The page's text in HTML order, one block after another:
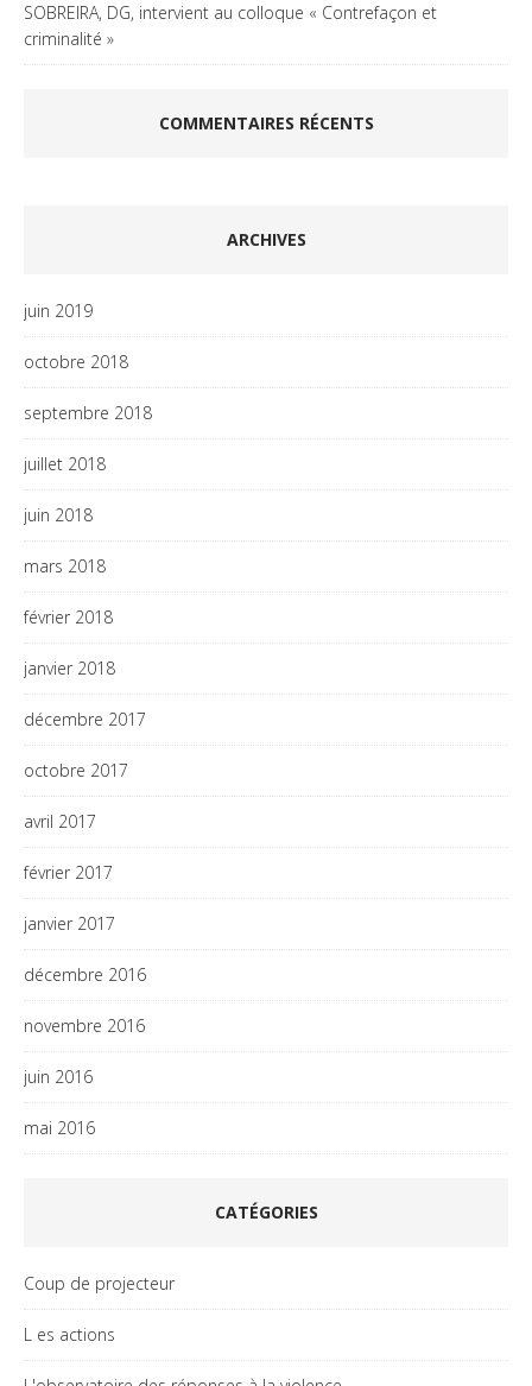
SOBREIRA, DG, intervient au colloque « Contrefaçon et
criminalité »
COMMENTAIRES RÉCENTS
ARCHIVES
juin 2019
octobre 2018
septembre 2018
juillet 2018
juin 2018
mars 2018
février 2018
janvier 2018
décembre 2017
octobre 2017
avril 2017
février 2017
janvier 2017
décembre 2016
novembre 2016
juin 2016
mai 2016
CATÉGORIES
Coup de projecteur
L es actions